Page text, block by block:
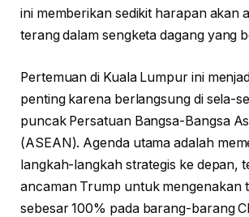
ini memberikan sedikit harapan akan
terang dalam sengketa dagang yang
Pertemuan di Kuala Lumpur ini
penting karena berlangsung di sela-
puncak Persatuan Bangsa-Bangsa
(ASEAN). Agenda utama adalah
langkah-langkah strategis ke depan,
ancaman Trump untuk mengenakan
sebesar 100% pada barang-barang